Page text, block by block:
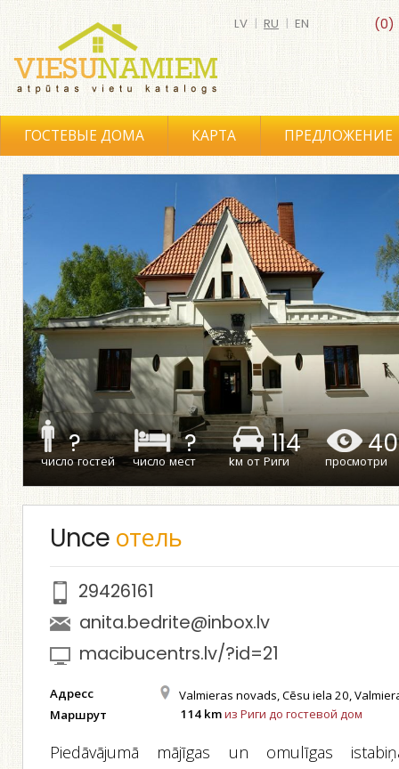
(0)
LV | RU | EN
ГОСТЕВЫЕ ДОМА КАРТА ПРЕДЛОЖЕНИЕ
?
число гостей
?
число мест
114
kм от Риги просмотри
Unce отель
29426161
anita.bedrite@inbox.lv
macibucentrs.lv/?id=21
Адресс Valmieras novads, Cēsu iela 20,
Маршрут 114 kmиз Риги до гостевой дом
Piedāvājumā mājīgas un omulīgas